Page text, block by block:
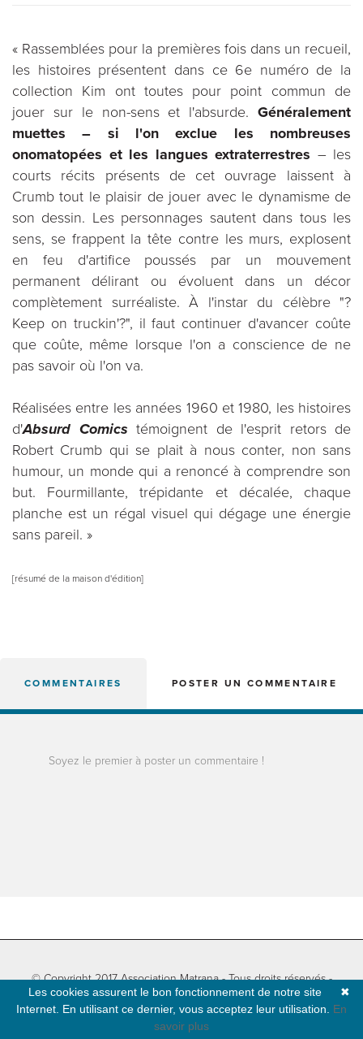
« Rassemblées pour la premières fois dans un recueil,
les histoires présentent dans ce 6e numéro de la
collection Kim ont toutes pour point commun de
jouer sur le non-sens et l'absurde. Généralement
muettes – si l'on exclue les nombreuses
onomatopées et les langues extraterrestres – les
courts récits présents de cet ouvrage laissent à
Crumb tout le plaisir de jouer avec le dynamisme de
son dessin. Les personnages sautent dans tous les
sens, se frappent la tête contre les murs, explosent
en feu d'artifice poussés par un mouvement
permanent délirant ou évoluent dans un décor
complètement surréaliste. À l'instar du célèbre "?
Keep on truckin'?", il faut continuer d'avancer coûte
que coûte, même lorsque l'on a conscience de ne
pas savoir où l'on va.
Réalisées entre les années 1960 et 1980, les histoires
d'Absurd Comics témoignent de l'esprit retors de
Robert Crumb qui se plait à nous conter, non sans
humour, un monde qui a renoncé à comprendre son
but. Fourmillante, trépidante et décalée, chaque
planche est un régal visuel qui dégage une énergie
sans pareil. »
[résumé de la maison d'édition]
COMMENTAIRES POSTER UN COMMENTAIRE
Soyez le premier à poster un commentaire !
© Copyright 2017 Association Matrana - Tous droits réservés -
Informations légales- Plan du site- Développé parNatural-net
✖
Les cookies assurent le bon fonctionnement de notre site
Internet. En utilisant ce dernier, vous acceptez leur utilisation. En
savoir plus